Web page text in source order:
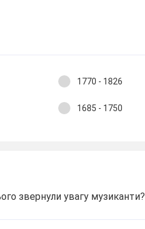
1770 - 1826
1685 - 1750
звернули увагу музиканти?